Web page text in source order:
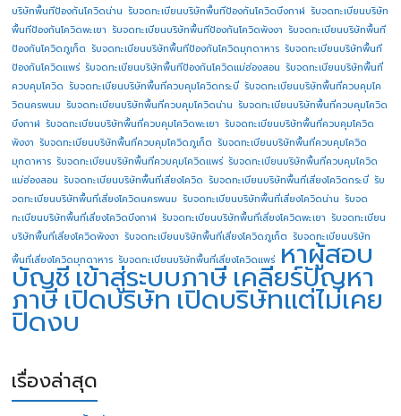
บริษัทพื้นทีป้องกันโควิดน่าน รับจดทะเบียนบริษัทพื้นทีป้องกันโควิดบึงกาฬ รับจดทะเบียนบริษัท
พื้นทีป้องกันโควิดพะเยา รับจดทะเบียนบริษัทพื้นทีป้องกันโควิดพังงา รับจดทะเบียนบริษัทพื้นที
ป้องกันโควิดภูเก็ต รับจดทะเบียนบริษัทพื้นทีป้องกันโควิดมุกดาหาร รับจดทะเบียนบริษัทพื้นที
ป้องกันโควิดแพร่ รับจดทะเบียนบริษัทพื้นทีป้องกันโควิดแม่ฮ่องสอน รับจดทะเบียนบริษัทพื้นที่
ควบคุมโควิด รับจดทะเบียนบริษัทพื้นที่ควบคุมโควิดกระบี่ รับจดทะเบียนบริษัทพื้นที่ควบคุมโค
วิดนครพนม รับจดทะเบียนบริษัทพื้นที่ควบคุมโควิดน่าน รับจดทะเบียนบริษัทพื้นที่ควบคุมโควิด
บึงกาฬ รับจดทะเบียนบริษัทพื้นที่ควบคุมโควิดพะเยา รับจดทะเบียนบริษัทพื้นที่ควบคุมโควิด
พังงา รับจดทะเบียนบริษัทพื้นที่ควบคุมโควิดภูเก็ต รับจดทะเบียนบริษัทพื้นที่ควบคุมโควิด
มุกดาหาร รับจดทะเบียนบริษัทพื้นที่ควบคุมโควิดแพร่ รับจดทะเบียนบริษัทพื้นที่ควบคุมโควิด
แม่ฮ่องสอน รับจดทะเบียนบริษัทพื้นที่เสี่ยงโควิด รับจดทะเบียนบริษัทพื้นที่เสี่ยงโควิดกระบี่ รับ
จดทะเบียนบริษัทพื้นที่เสี่ยงโควิดนครพนม รับจดทะเบียนบริษัทพื้นที่เสี่ยงโควิดน่าน รับจด
ทะเบียนบริษัทพื้นที่เสี่ยงโควิดบึงกาฬ รับจดทะเบียนบริษัทพื้นที่เสี่ยงโควิดพะเยา รับจดทะเบียน
บริษัทพื้นที่เสี่ยงโควิดพังงา รับจดทะเบียนบริษัทพื้นที่เสี่ยงโควิดภูเก็ต รับจดทะเบียนบริษัท
พื้นที่เสี่ยงโควิดมุกดาหาร รับจดทะเบียนบริษัทพื้นที่เสี่ยงโควิดแพร่ หาผู้สอบ
บัญชี เข้าสู่ระบบภาษี เคลียร์ปัญหา
ภาษีเปิดบริษัทเปิดบริษัทแต่ไม่เคย
ปิดงบ
เรื่องล่าสุด